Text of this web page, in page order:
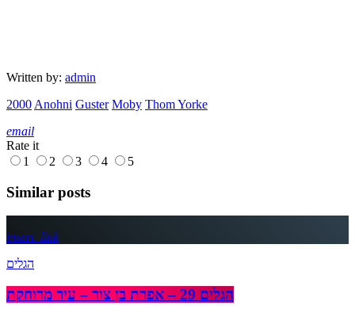
Written by: admin
2000 Anohni Guster Moby Thom Yorke
email
Rate it
1
2 3 4 5
Similar posts
insert_link
הגלים
הגלים 29 – אפרת בן צור – עיר מרוחקת